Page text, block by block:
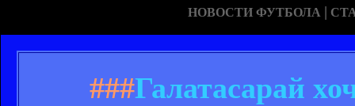
НОВОСТИ ФУТБОЛА |
###Галатасарай